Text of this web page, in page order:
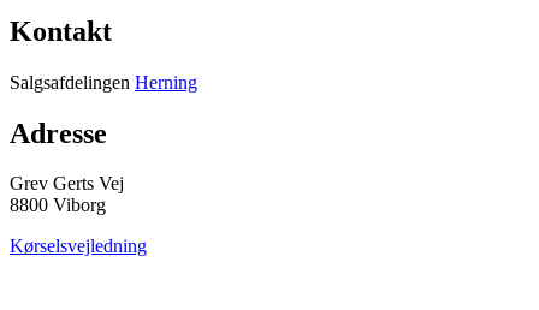
Kontakt
Salgsafdelingen Herning
Adresse
Grev Gerts Vej
8800 Viborg
Kørselsvejledning